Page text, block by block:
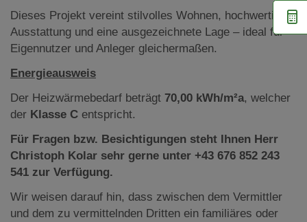
Dieses Projekt vereint stilvolles Wohnen, hochwertige
Ausstattung und eine ausgezeichnete Lage – ideal für
Eigennutzer und Anleger gleichermaßen.
Energieausweis
Der Heizwärmebedarf beträgt 70,00 kWh/m²a, welcher
der Klasse C entspricht.
Für Fragen bzw. Besichtigungen steht Ihnen Herr
Christoph Kolar sehr gerne unter +43 676 852 243
541 zur Verfügung.
Wir weisen darauf hin, dass zwischen dem Vermittler
und dem zu vermittelnden Dritten ein familiäres oder